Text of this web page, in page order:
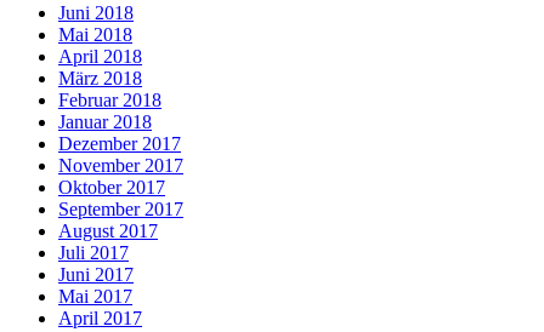
Juni 2018
Mai 2018
April 2018
März 2018
Februar 2018
Januar 2018
Dezember 2017
November 2017
Oktober 2017
September 2017
August 2017
Juli 2017
Juni 2017
Mai 2017
April 2017